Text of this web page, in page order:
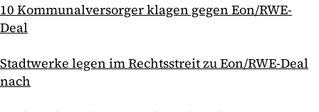
10 Kommunalversorger klagen gegen Eon/RWE-
Deal
Stadtwerke legen im Rechtsstreit zu Eon/RWE-Deal
nach